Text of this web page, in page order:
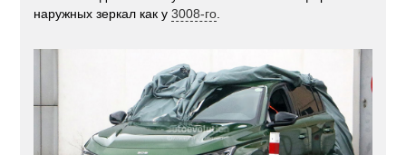
наружных зеркал как у3008-го.